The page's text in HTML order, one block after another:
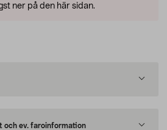
ner på den här sidan.
och ev. faroinformation